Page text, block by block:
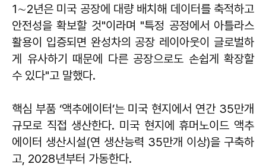
1∼2년은 미국 공장에 대량 배치해 데이터를 축적하고
안전성을 확보할 것"이라며 "특정 공정에서 아틀라스
활용이 입증되면 완성차의 공장 레이아웃이 글로벌하
게 유사하기 때문에 다른 공장으로도 손쉽게 확장할
수 있다"고 말했다.
핵심 부품 ‘액추에이터’는 미국 현지에서 연간 35만개
규모로 직접 생산한다. 미국 현지에 휴머노이드 액추
에이터 생산시설(연 생산능력 35만개 이상)을 구축하
고, 2028년부터 가동한다.